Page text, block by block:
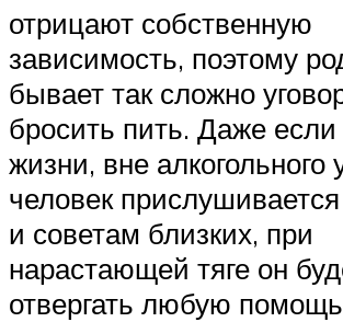
отрицают собственную
зависимость, поэтому
бывает так сложно
бросить пить. Даже
жизни, вне алкогольного
человек
и советам близких, при
нарастающей тяге он
отвергать любую помощь